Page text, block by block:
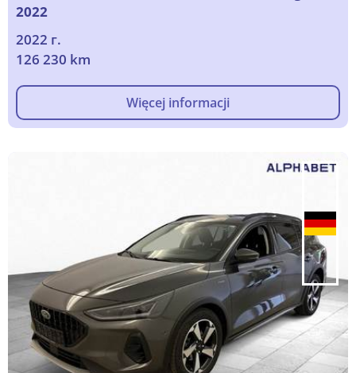
2022
2022 г.
126 230 km
Więcej informacji